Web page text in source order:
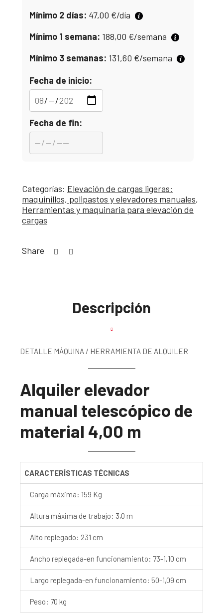
Mínimo 2 días: 47,00 €/día
Mínimo 1 semana: 188,00 €/semana
Mínimo 3 semanas: 131,60 €/semana
Fecha de inicio:
Fecha de fin:
Categorías: Elevación de cargas ligeras:
maquinillos, polipastos y elevadores manuales,
Herramientas y maquinaria para elevación de
cargas
Share
Descripción
DETALLE MÁQUINA / HERRAMIENTA DE ALQUILER
Alquiler elevador
manual telescópico de
material 4,00 m
CARACTERÍSTICAS TÉCNICAS
Carga máxima: 159 Kg
Altura máxima de trabajo: 3,0 m
Alto replegado: 231 cm
Ancho replegada-en funcionamiento: 73-1,10 cm
Largo replegada-en funcionamiento: 50-1,09 cm
Peso: 70 kg